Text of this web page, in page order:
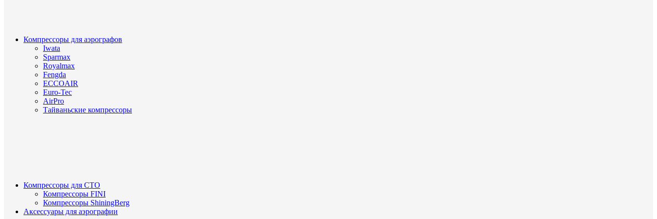
Компрессоры для аэрографов
Iwata
Sparmax
Royalmax
Fengda
ECCOAIR
Euro-Tec
AirPro
Тайваньские компрессоры
Компрессоры для СТО
Компрессоры FINI
Компрессоры ShiningBerg
Аксессуары для аэрографии